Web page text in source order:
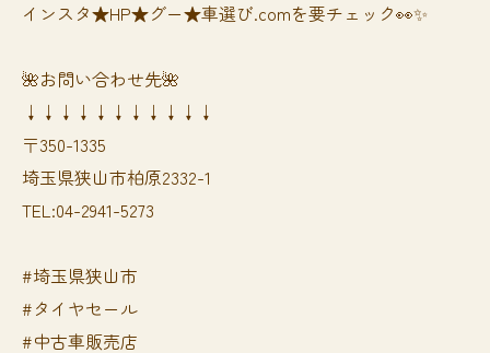
インスタ★HP★グー★車選び.comを要チェック👀✨
🌺お問い合わせ先🌺
↓↓↓↓↓↓↓↓↓↓↓
〒350-1335
埼玉県狭山市柏原2332-1
TEL:04-2941-5273
#埼玉県狭山市
#タイヤセール
#中古車販売店